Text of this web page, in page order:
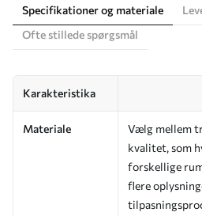
Specifikationer og materiale
Ofte stillede spørgsmål
Karakteristika
Materiale
Vælg mellem
kvalitet, som
forskellige
flere